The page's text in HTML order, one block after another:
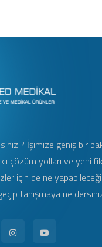
? İşimize geniş bir
çözüm yolları ve yeni
için de ne
tanışmaya ne